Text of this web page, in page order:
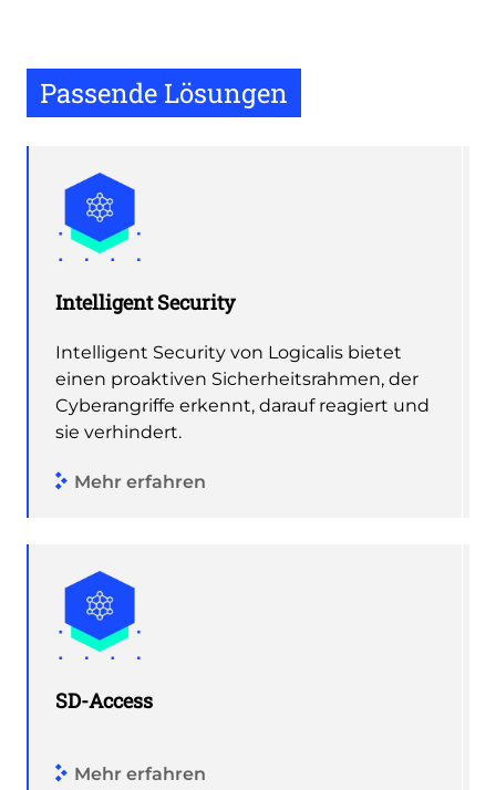
Passende Lösungen
Intelligent Security
Intelligent Security von Logicalis bietet
einen proaktiven Sicherheitsrahmen, der
Cyberangriffe erkennt, darauf reagiert und
sie verhindert.
Mehr erfahren
SD-Access
Mehr erfahren